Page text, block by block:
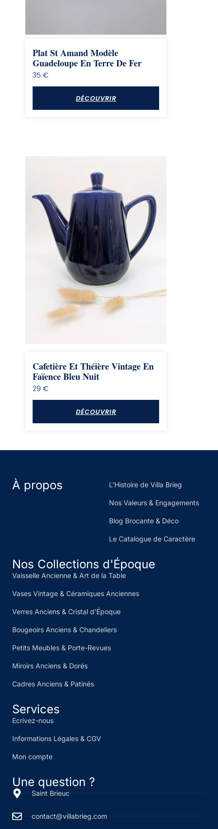
Plat St Amand Modèle
Guadeloupe En Terre De Fer
35€
DÉCOUVRIR
Cafetière Et Théière Vintage En
Faïence Bleu Nuit
29€
DÉCOUVRIR
À propos L'Histoire de Villa Brieg
Nos Valeurs & Engagements
Blog Brocante & Déco
Le Catalogue de Caractère
Nos Collections d'Époque
Vaisselle Ancienne & Art de la Table
Vases Vintage & Céramiques Anciennes
Verres Anciens & Cristal d'Époque
Bougeoirs Anciens & Chandeliers
Petits Meubles & Porte-Revues
Miroirs Anciens & Dorés
Cadres Anciens & Patinés
Services
Ecrivez-nous
Informations Légales & CGV
Mon compte
Une question ?
Saint Brieuc
contact@villabrieg.com